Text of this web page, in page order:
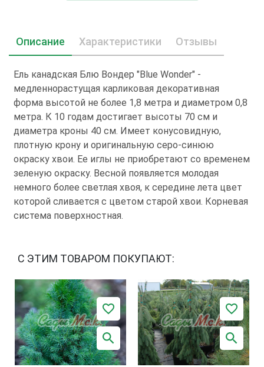
Описание Характеристики Отзывы
Ель канадская Блю Вондер "Blue Wonder" -
медленнорастущая карликовая декоративная
форма высотой не более 1,8 метра и диаметром 0,8
метра. К 10 годам достигает высоты 70 см и
диаметра кроны 40 см. Имеет конусовидную,
плотную крону и оригинальную серо-синюю
окраску хвои. Ее иглы не приобретают со временем
зеленую окраску. Весной появляется молодая
немного более светлая хвоя, к середине лета цвет
которой сливается с цветом старой хвои. Корневая
система поверхностная.
С ЭТИМ ТОВАРОМ ПОКУПАЮТ: